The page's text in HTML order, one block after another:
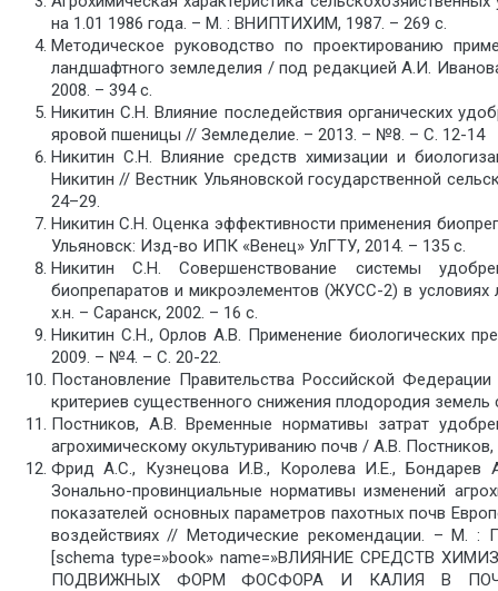
на 1.01 1986 года. – М. : ВНИПТИХИМ, 1987. – 269 с.
Методическое руководство по проектированию
ландшафтного земледелия / под редакцией А.И.
2008. – 394 с.
Никитин С.Н. Влияние последействия органических
яровой пшеницы // Земледелие. – 2013. – №8. – С. 12-14
Никитин С.Н. Влияние средств химизации и
Никитин // Вестник Ульяновской государственной
24–29.
Никитин С.Н. Оценка эффективности применения
Ульяновск: Изд-во ИПК «Венец» УлГТУ, 2014. – 135 с.
Никитин С.Н. Совершенствование системы
биопрепаратов и микроэлементов (ЖУСС-2) в
х.н. – Саранск, 2002. – 16 с.
Никитин С.Н., Орлов А.В. Применение биологических
2009. – №4. – С. 20-22.
Постановление Правительства Российской
критериев существенного снижения плодородия земель
Постников, А.В. Временные нормативы затрат
агрохимическому окультуриванию почв / А.В.
Фрид А.С., Кузнецова И.В., Королева И.Е., Бондарев
Зонально-провинциальные нормативы изменений
показателей основных параметров пахотных почв
воздействиях // Методические рекомендации. – М. :
[schema type=»book» name=»ВЛИЯНИЕ СРЕДСТВ
ПОДВИЖНЫХ ФОРМ ФОСФОРА И КАЛИЯ В ПОЧВЕ»